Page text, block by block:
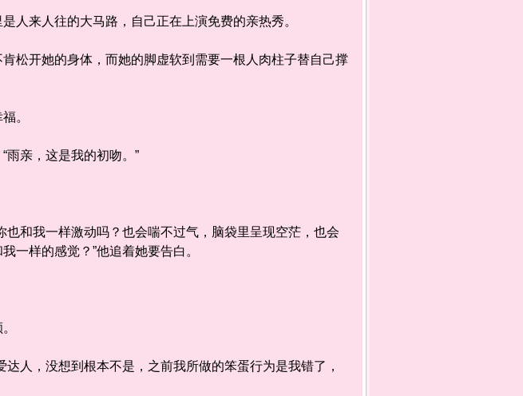
来人往的大马路，自己正在上演免费的亲热秀。
开她的身体，而她的脚虚软到需要一根人肉柱子替自己撑
。
亲，这是我的初吻。”
和我一样激动吗？也会喘不过气，脑袋里呈现空茫，也会
样的感觉？”他追着她要告白。
，没想到根本不是，之前我所做的笨蛋行为是我错了，